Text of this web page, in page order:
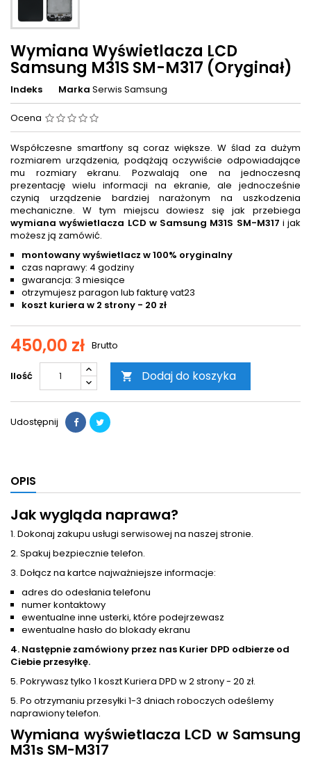
Wymiana Wyświetlacza LCD
Samsung M31S SM-M317 (Oryginał)
Indeks Marka Serwis Samsung
Ocena
Współczesne smartfony są coraz większe. W ślad za dużym
rozmiarem urządzenia, podążają oczywiście odpowiadające
mu rozmiary ekranu. Pozwalają one na jednoczesną
prezentację wielu informacji na ekranie, ale jednocześnie
czynią urządzenie bardziej narażonym na uszkodzenia
mechaniczne. W tym miejscu dowiesz się jak przebiega
wymiana wyświetlacza LCD w Samsung M31S SM-M317 i jak
możesz ją zamówić.
montowany wyświetlacz w 100% oryginalny
czas naprawy: 4 godziny
gwarancja: 3 miesiące
otrzymujesz paragon lub fakturę vat23
koszt kuriera w 2 strony - 20 zł
450,00 zł Brutto
Ilość  Dodaj do koszyka
Udostępnij
OPIS
Jak wygląda naprawa?
1. Dokonaj zakupu usługi serwisowej na naszej stronie.
2. Spakuj bezpiecznie telefon.
3. Dołącz na kartce najważniejsze informacje:
adres do odesłania telefonu
numer kontaktowy
ewentualne inne usterki, które podejrzewasz
ewentualne hasło do blokady ekranu
4. Następnie zamówiony przez nas Kurier DPD odbierze od
Ciebie przesyłkę.
5. Pokrywasz tylko 1 koszt Kuriera DPD w 2 strony - 20 zł.
5. Po otrzymaniu przesyłki 1-3 dniach roboczych odeślemy
naprawiony telefon.
Wymiana wyświetlacza LCD w Samsung
M31s SM-M317